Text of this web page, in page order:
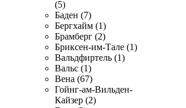
(5)
Баден (7)
Бергхайм (1)
Брамберг (2)
Бриксен-им-Тале (1)
Вальдфиртель (1)
Вальс (1)
Вена (67)
Гойнг-ам-Вильден-
Кайзер (2)